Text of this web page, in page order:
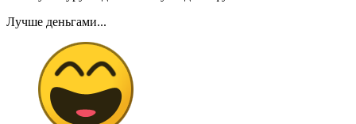
Лучше деньгами...